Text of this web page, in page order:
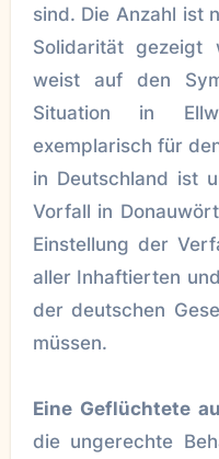
sind. Die Anzahl ist
Solidarität
weist auf den
Situation in
exemplarisch für
in Deutschland ist
Vorfall in
Einstellung der
aller Inhaftierten
der deutschen
müssen.
Eine Geflüchtete
die ungerechte